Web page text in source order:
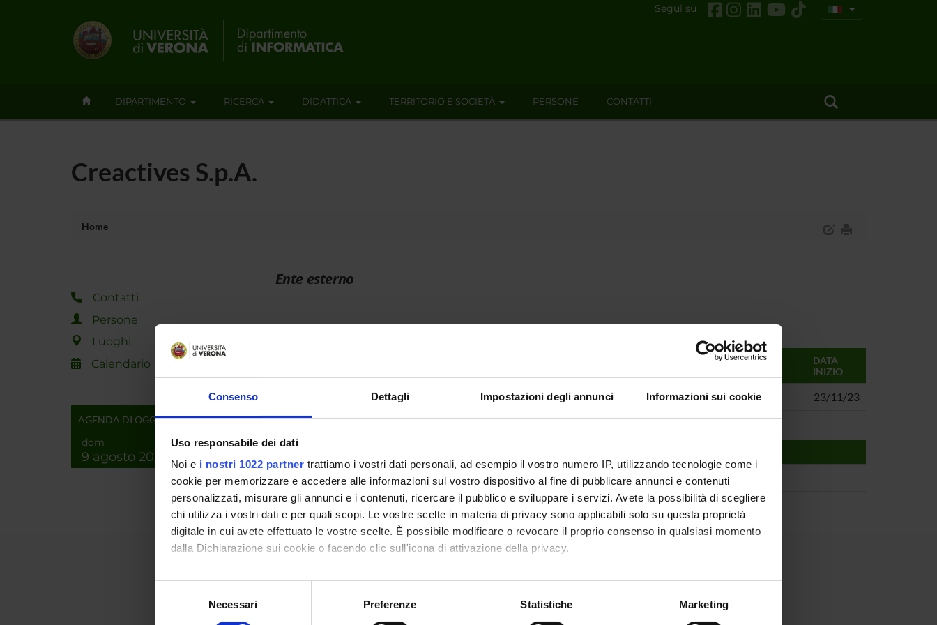
Consenso Dettagli Impostazioni degli annunci Informazioni sui cookie
Uso responsabile dei dati
Noi e i nostri 1022 partner trattiamo i vostri dati personali, ad esempio il vostro numero IP, utilizzando tecnologie come i
cookie per memorizzare e accedere alle informazioni sul vostro dispositivo al fine di pubblicare annunci e contenuti
personalizzati, misurare gli annunci e i contenuti, ricercare il pubblico e sviluppare i servizi. Avete la possibilità di scegliere
chi utilizza i vostri dati e per quali scopi. Le vostre scelte in materia di privacy sono applicabili solo su questa proprietà
digitale in cui avete effettuato le vostre scelte. È possibile modificare o revocare il proprio consenso in qualsiasi momento
dalla Dichiarazione sui cookie o facendo clic sull'icona di attivazione della privacy.
Con il tuo consenso, vorremmo anche:
raccogliere informazioni sulla tua posizione geografica, con un'approssimazione di qualche metro,
Necessari Preferenze Statistiche Marketing
Segui su
DIPARTIMENTO RICERCA DIDATTICA TERRITORIO E SOCIETÀ PERSONE CONTATTI
Creactives S.p.A.
Home
Contatti
Persone
Luoghi
Calendario
AGENDA DI OGGI
dom
9 agosto 2026
Ente esterno
RESPONSABILI
DATA
INIZIO
Sistemi di classificazione di testi brevi con LLM Matteo Cristani 23/11/23
2023 1